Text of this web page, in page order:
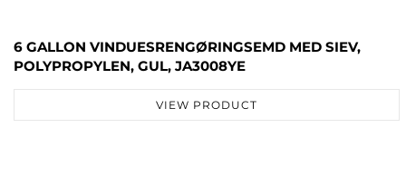
6 GALLON VINDUESRENGØRINGSEMD MED SIEV,
POLYPROPYLEN, GUL, JA3008YE
VIEW PRODUCT